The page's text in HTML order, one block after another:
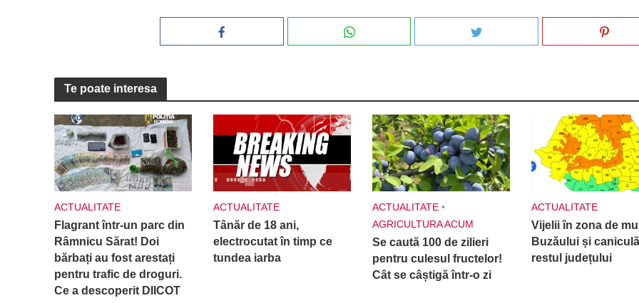
Te poate interesa
ACTUALITATE
Flagrant într-un parc din
Râmnicu Sărat! Doi
bărbați au fost arestați
pentru trafic de droguri.
Ce a descoperit DIICOT
ACTUALITATE
Tânăr de 18 ani,
electrocutat în timp ce
tundea iarba
ACTUALITATE •
AGRICULTURA ACUM
Se caută 100 de zilieri
pentru culesul fructelor!
Cât se câștigă într-o zi
ACTUALITATE
Vijelii în zona de
Buzăului și
restul județului